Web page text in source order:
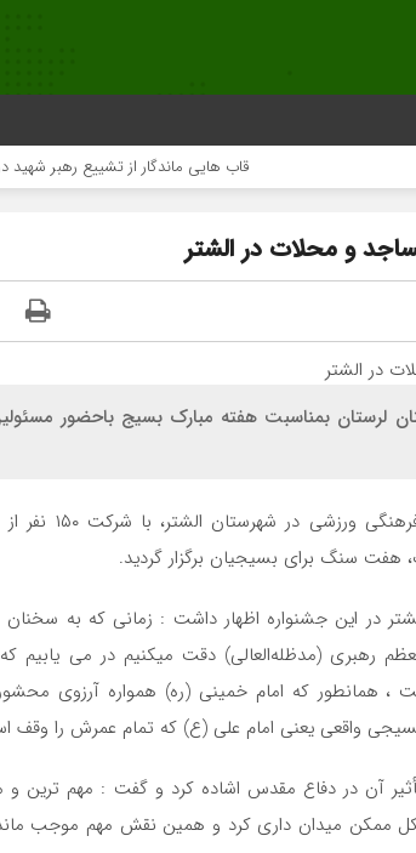
قاب هایی ماندگار از تشییع رهبر شهید در تهران
و محلات در الشتر
بمناسبت هفته مبارک بسیج باحضور
به گزارش پایگاه خبری تحلیلی سلسله
سنگ برای بسیجیان برگزار گردید.
در این جشنواره اظهار داشت : زمانی که به
رهبری (مدظله‌العالی) دقت میکنیم در می یابیم
، همانطور که امام خمینی (ره) همواره آرزوی
واقعی یعنی امام علی (ع) که تمام عمرش را وقف
آن در دفاع مقدس اشاده کرد و گفت : مهم ترین و
ممکن میدان داری کرد و همین نقش مهم موجب